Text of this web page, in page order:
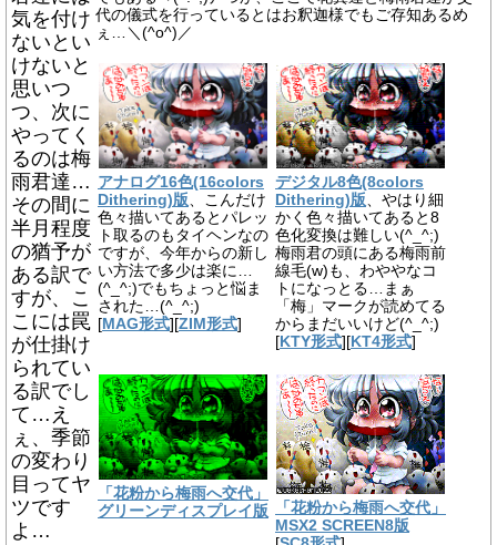
代の儀式を行っているとはお釈迦様でもご存知あるめ
ぇ…＼(^o^)／
アナログ16色(16colors
Dithering)版、こんだけ
色々描いてあるとパレッ
ト取るのもタイヘンなの
ですが、今年からの新し
い方法で多少は楽に…
(^_^;)でもちょっと悩ま
された…(^_^;)
[MAG形式][ZIM形式]
デジタル8色(8colors
Dithering)版、やはり細
かく色々描いてあると8
色化変換は難しい(^_^;)
梅雨君の頭にある梅雨前
線毛(w)も、わややなコ
トになっとる…まぁ
「梅」マークが読めてる
からまだいいけど(^_^;)
[ KTY形式][ KT4形式]
「花粉から梅雨へ交代」
グリーンディスプレイ版
「花粉から梅雨へ交代」
MSX2 SCREEN8版
気を付け
ないとい
けないと
思いつ
つ、次に
やってく
るのは梅
雨君達…
その間に
半月程度
の猶予が
ある訳で
すが、こ
こには罠
が仕掛け
られてい
る訳でし
て…え
ぇ、季節
の変わり
目ってヤ
ツです
よ…